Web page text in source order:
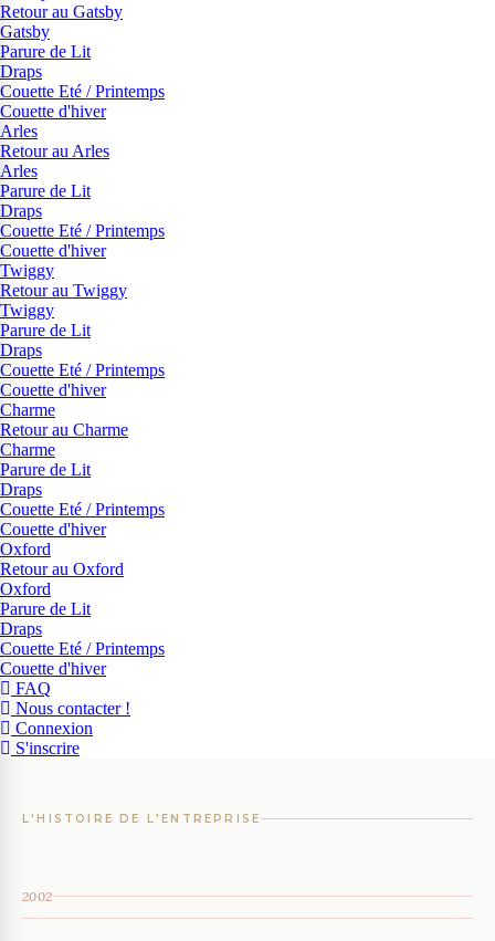
Retour au Gatsby
Gatsby
Parure de Lit
Draps
Couette Eté / Printemps
Couette d'hiver
Arles
Retour au Arles
Arles
Parure de Lit
Draps
Couette Eté / Printemps
Couette d'hiver
Twiggy
Retour au Twiggy
Twiggy
Parure de Lit
Draps
Couette Eté / Printemps
Couette d'hiver
Charme
Retour au Charme
Charme
Parure de Lit
Draps
Couette Eté / Printemps
Couette d'hiver
Oxford
Retour au Oxford
Oxford
Parure de Lit
Draps
Couette Eté / Printemps
Couette d'hiver
FAQ
Nous contacter !
Connexion
S'inscrire
L'HISTOIRE DE L'ENTREPRISE
2002